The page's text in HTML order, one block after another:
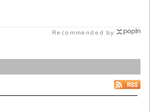
Recommended by